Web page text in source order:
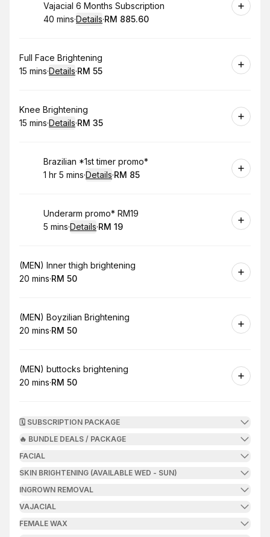
Vajacial 6 Months Subscription
.Duration:
40 mins·Details·
.Price:
RM 885.60
Book
Full Face Brightening
.Duration:
15 mins·Details·
.Price
RM 55
Book
Knee Brightening
.Duration:
15 mins·Details·
.Price
RM 35
Book
Brazilian *1st timer promo*
. Duration:
1 hr 5 mins·Details·
.Price
RM 85
Book
Underarm promo* RM19
. Duration:
5 mins·Details·
.Price
RM 19
Book
(MEN) Inner thigh brightening
.Duration
20 mins·
.Price
RM 50
Book
(MEN) Boyzilian Brightening
.Duration
20 mins·
.Price
RM 50
Book
(MEN) buttocks brightening
.Duration
20 mins·
.Price
RM 50
🗓️ SUBSCRIPTION PACKAGE
🔥 BUNDLE DEALS / PACKAGE
FACIAL
SKIN BRIGHTENING (AVAILABLE WED - SUN)
INGROWN REMOVAL
VAJACIAL
FEMALE WAX